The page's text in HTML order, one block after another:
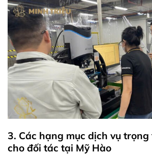
3. Các hạng mục dịch vụ
cho đối tác tại Mỹ Hào